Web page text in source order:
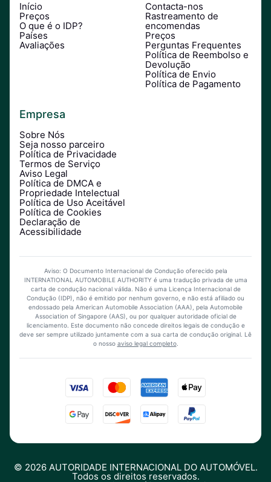
Início
Preços
O que é o IDP?
Países
Avaliações
Contacta-nos
Rastreamento de
encomendas
Preços
Perguntas Frequentes
Política de Reembolso e
Devolução
Política de Envio
Política de Pagamento
Empresa
Sobre Nós
Seja nosso parceiro
Política de Privacidade
Termos de Serviço
Aviso Legal
Política de DMCA e
Propriedade Intelectual
Política de Uso Aceitável
Política de Cookies
Declaração de
Acessibilidade
Aviso: O Documento Internacional de Condução oferecido pela
INTERNATIONAL AUTOMOBILE AUTHORITY é uma tradução privada de uma
carta de condução nacional válida. Não é uma Licença Internacional de
Condução (IDP), não é emitido por nenhum governo, e não está afiliado ou
endossado pela American Automobile Association (AAA), pela Automobile
Association of Singapore (AAS), ou por qualquer autoridade oficial de
licenciamento. Este documento não concede direitos legais de condução e
deve ser sempre utilizado juntamente com a sua carta de condução original. Lê
o nosso aviso legal completo.
© 2026 AUTORIDADE INTERNACIONAL DO AUTOMÓVEL.
Todos os direitos reservados.